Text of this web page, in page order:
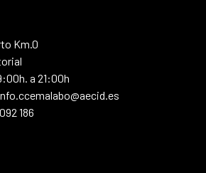
Km.0
a 21:00h
186